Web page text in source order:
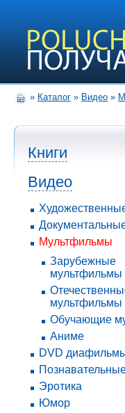
» Каталог » Видео »
Книги
Видео
Мультфильмы
Зарубежные
мультфильмы
мультфильмы
Обучающие
Аниме
DVD
Эротика
Юмор